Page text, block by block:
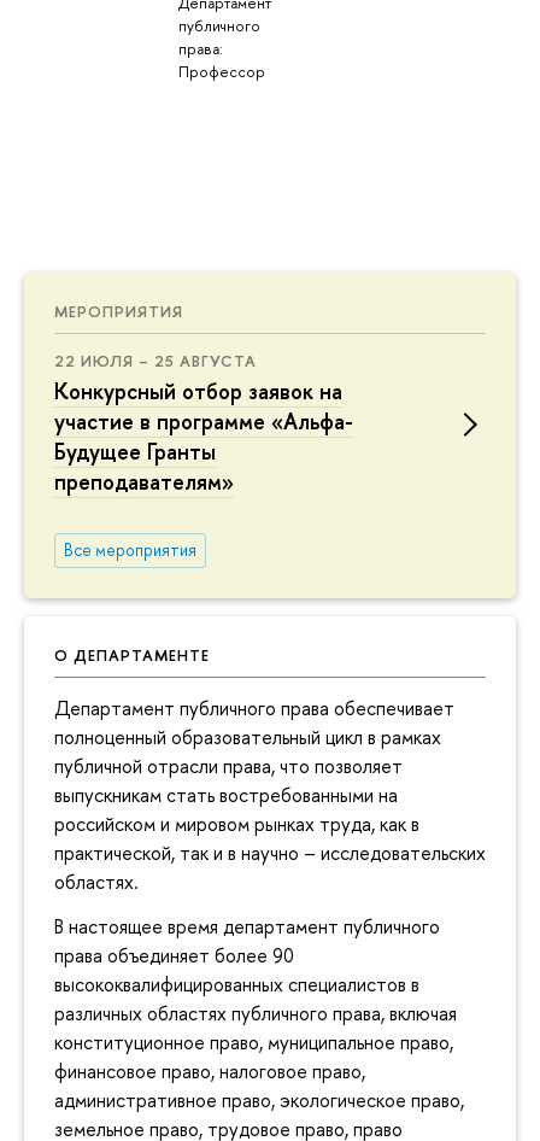
МЕРОПРИЯТИЯ
22 ИЮЛЯ – 25 АВГУСТА
Конкурсный отбор заявок на
участие в программе «Альфа-
Будущее Гранты
преподавателям»
Все мероприятия
О ДЕПАРТАМЕНТЕ
Департамент публичного права обеспечивает
полноценный образовательный цикл в рамках
публичной отрасли права, что позволяет
выпускникам стать востребованными на
российском и мировом рынках труда, как в
практической, так и в научно – исследовательских
областях.
В настоящее время департамент публичного
права объединяет более 90
высококвалифицированных специалистов в
различных областях публичного права, включая
конституционное право, муниципальное право,
финансовое право, налоговое право,
административное право, экологическое право,
земельное право, трудовое право, право
публичного
права:
Профессор